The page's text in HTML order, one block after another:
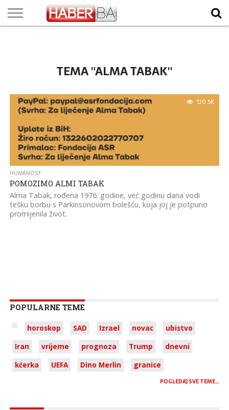
TEMA "ALMA TABAK"
120.5K
HUMANOST
POMOZIMO ALMI TABAK
Alma Tabak, rođena 1976. godine, već godinu dana vodi
tešku borbu s Parkinsonovom bolešću, koja joj je potpuno
promijenila život.
POPULARNE TEME
horoskop SAD Izrael novac
ubistvo
Iran
vrijeme prognoza Trump
dnevni
kćerka
UEFA Dino Merlin granice
POGLEDAJ SVE TEME…